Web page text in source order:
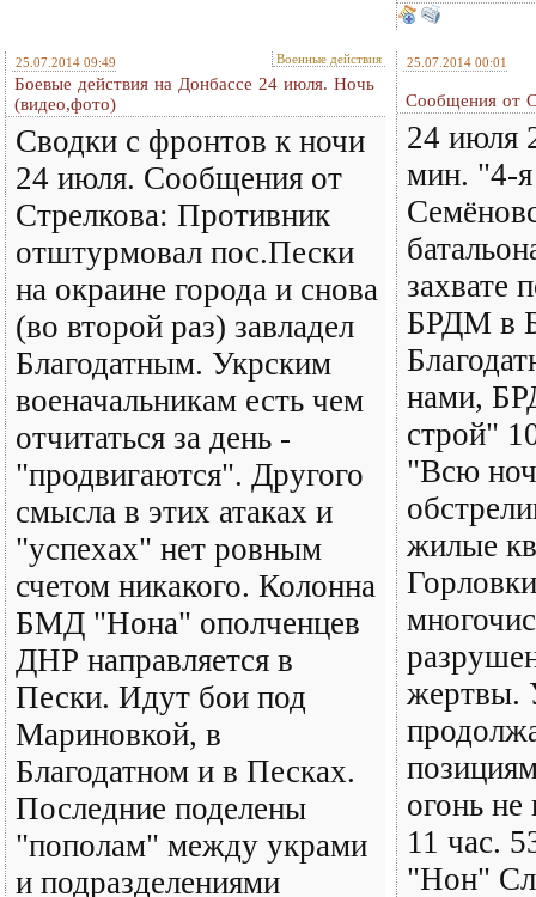
25.07.2014 09:49 Военные действия
Боевые действия на Донбассе 24 июля. Ночь
(видео,фото)
Сводки с фронтов к ночи
24 июля. Сообщения от
Стрелкова: Противник
отштурмовал пос.Пески
на окраине города и снова
(во второй раз) завладел
Благодатным. Укрским
военачальникам есть чем
отчитаться за день -
"продвигаются". Другого
смысла в этих атаках и
"успехах" нет ровным
счетом никакого. Колонна
БМД "Нона" ополченцев
ДНР направляется в
Пески. Идут бои под
Мариновкой, в
Благодатном и в Песках.
Последние поделены
"пополам" между украми
и подразделениями
25.07.2014 00:01
Сообщения от
24 июля
мин. "4-я
захвате
БРДМ в
нами,
строй"
"Всю
жилые
жертвы.
огонь
11 час.
"Нон"